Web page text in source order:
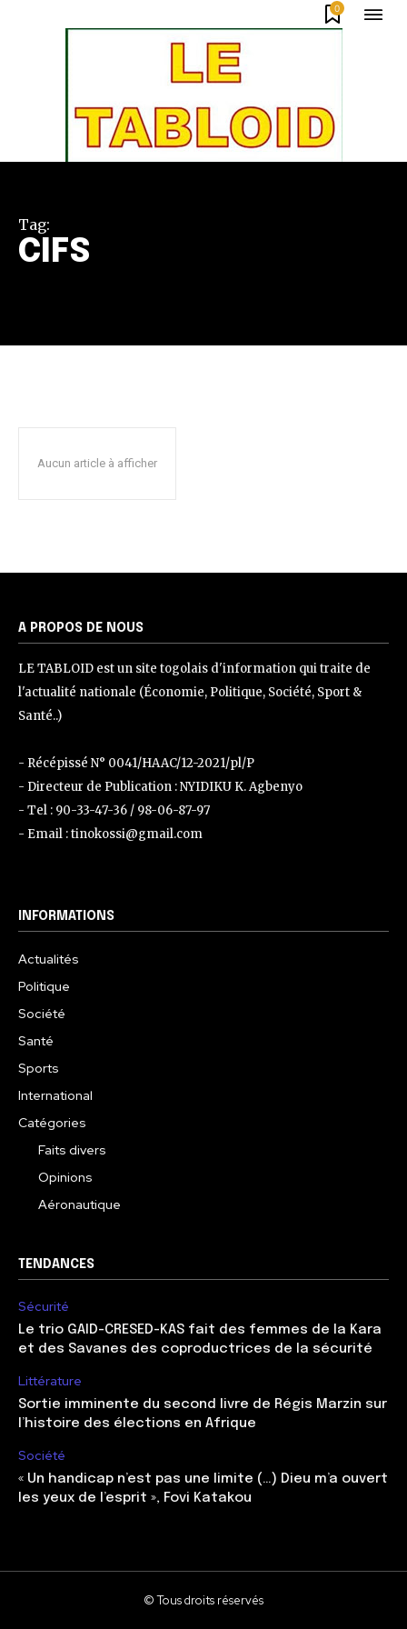
0
Tag:
CIFS
Aucun article à afficher
A PROPOS DE NOUS
LE TABLOID est un site togolais d'information qui traite de
l'actualité nationale (Économie, Politique, Société, Sport &
Santé..)
- Récépissé N° 0041/HAAC/12-2021/pl/P
- Directeur de Publication : NYIDIKU K. Agbenyo
- Tel : 90-33-47-36 / 98-06-87-97
- Email : tinokossi@gmail.com
INFORMATIONS
Actualités
Politique
Société
Santé
Sports
International
Catégories
Faits divers
Opinions
Aéronautique
TENDANCES
Sécurité
Le trio GAID-CRESED-KAS fait des femmes de la Kara
et des Savanes des coproductrices de la sécurité
Littérature
Sortie imminente du second livre de Régis Marzin sur
l’histoire des élections en Afrique
Société
« Un handicap n’est pas une limite (…) Dieu m’a ouvert
les yeux de l’esprit », Fovi Katakou
© Tous droits réservés